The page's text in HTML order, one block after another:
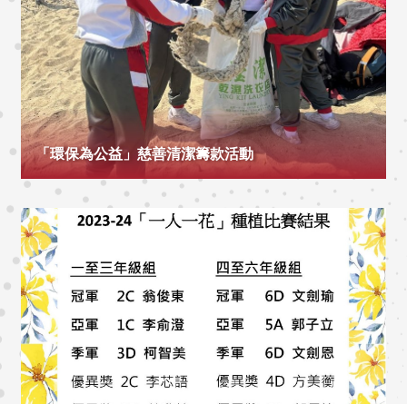
「環保為公益」慈善清潔籌款活動